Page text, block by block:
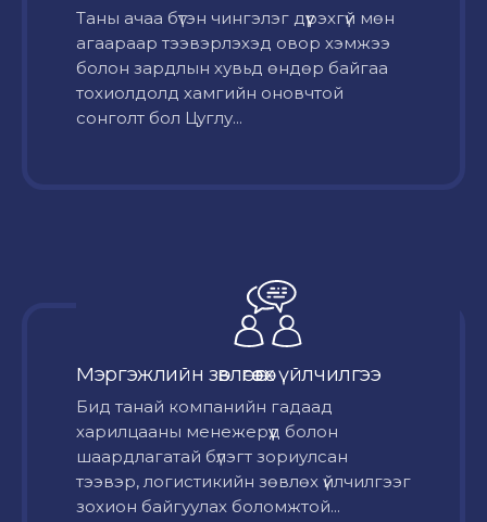
Таны ачаа бүтэн чингэлэг дүүрэхгүй мөн
агаараар тээвэрлэхэд овор хэмжээ
болон зардлын хувьд өндөр байгаа
тохиолдолд хамгийн оновчтой
сонголт бол Цуглу...
Мэргэжлийн зөвлөгөө өгөх үйлчилгээ
Бид танай компанийн гадаад
харилцааны менежерүүд болон
шаардлагатай бүлэгт зориулсан
тээвэр, логистикийн зөвлөх үйлчилгээг
зохион байгуулах боломжтой...